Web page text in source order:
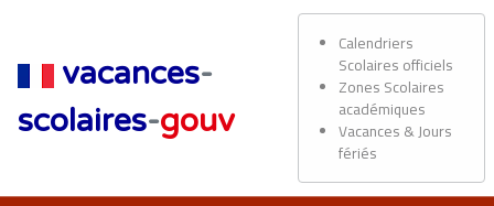
vacances-
scolaires-gouv
Calendriers
Scolaires officiels
Zones Scolaires
académiques
Vacances & Jours
fériés